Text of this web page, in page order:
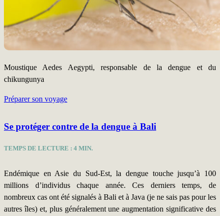
Moustique Aedes Aegypti, responsable de la dengue et du
chikungunya
Préparer son voyage
Se protéger contre de la dengue à Bali
TEMPS DE LECTURE : 4 MIN.
Endémique en Asie du Sud-Est, la dengue touche jusqu’à 100
millions d’individus chaque année. Ces derniers temps, de
nombreux cas ont été signalés à Bali et à Java (je ne sais pas pour les
autres îles) et, plus généralement une augmentation significative des